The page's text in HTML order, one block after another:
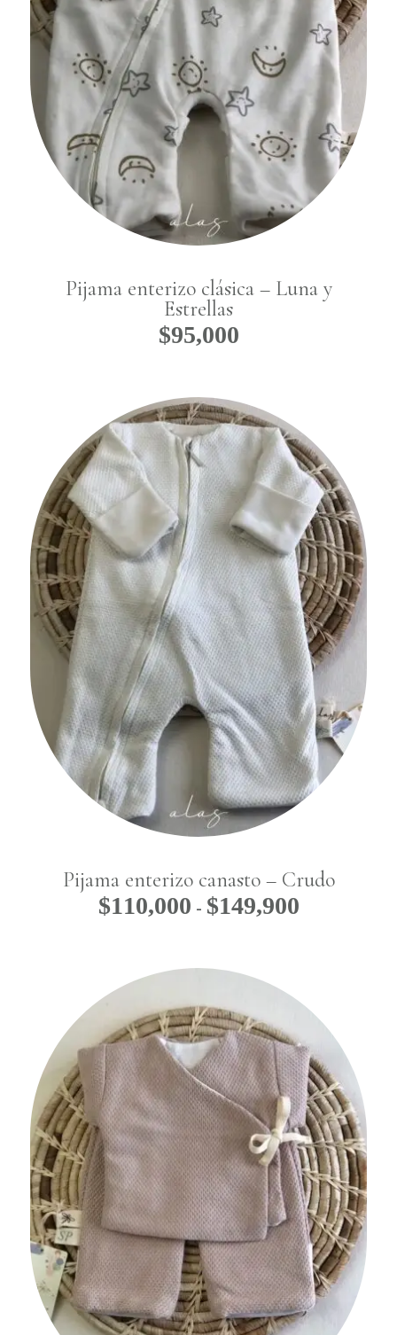
No hay productos
en el carrito.
Go To Shop
Pijama enterizo clásica – Luna y
Estrellas
$95,000
Pijama enterizo canasto – Crudo
$110,000 - $149,900Rango
hasta
$149,900